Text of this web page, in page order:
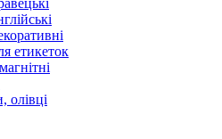
етикеток
олівці